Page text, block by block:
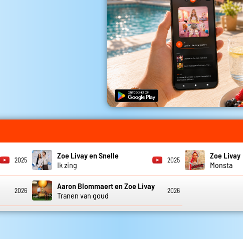
2025
Zoe Livay en Snelle
Ik zing
2025
Zoe Livay
Monsta
2026
Aaron Blommaert en Zoe Livay
Tranen van goud
2026